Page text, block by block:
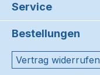
Service
Bestellungen
Vertrag widerrufen